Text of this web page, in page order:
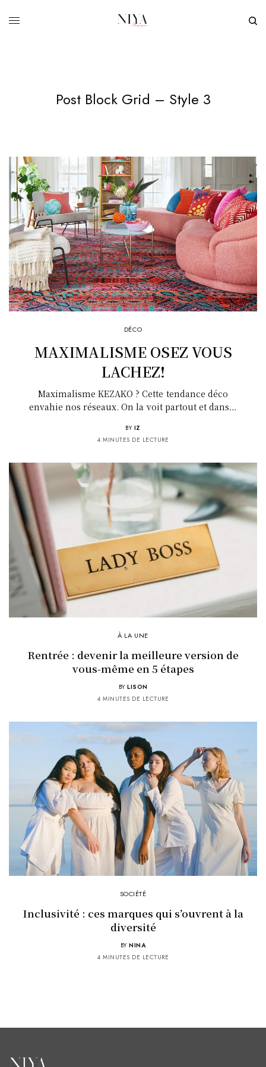
Post Block Grid – Style 3
DÉCO
MAXIMALISME OSEZ VOUS
LACHEZ!
Maximalisme KEZAKO ? Cette tendance déco
envahie nos réseaux. On la voit partout et dans…
BY IZ
4 MINUTES DE LECTURE
À LA UNE
Rentrée : devenir la meilleure version de
vous-même en 5 étapes
BY LISON
4 MINUTES DE LECTURE
SOCIÉTÉ
Inclusivité : ces marques qui s’ouvrent à la
diversité
BY NINA
4 MINUTES DE LECTURE